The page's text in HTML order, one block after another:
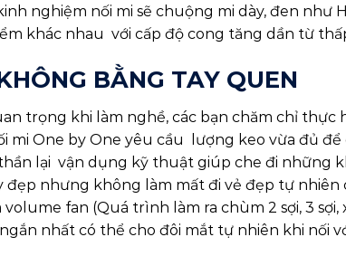
nghiệm nối mi sẽ chuộng mi dày, đen như
khác nhau với cấp độ cong tăng dần từ
BẰNG TAY QUEN
trọng khi làm nghề, các bạn chăm chỉ
mi One by One yêu cầu lượng keo vừa đủ để
lại vận dụng kỹ thuật giúp che đi những
đẹp nhưng không làm mất đi vẻ đẹp tự nhiên
fan (Quá trình làm ra chùm 2 sợi, 3 sợi,
nhất có thể cho đôi mắt tự nhiên khi nối